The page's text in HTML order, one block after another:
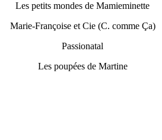
Les petits mondes de Mamieminette
Marie-Françoise et Cie (C. comme Ça)
Passionatal
Les poupées de Martine